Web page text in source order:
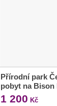
Přírodní park
pobyt na
1 200 Kč